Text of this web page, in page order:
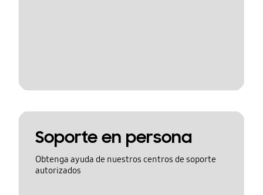
Soporte en persona
Obtenga ayuda de nuestros centros de soporte
autorizados